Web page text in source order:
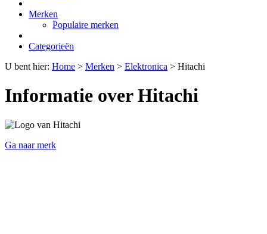
Merken
Populaire merken
Categorieën
U bent hier: Home > Merken > Elektronica > Hitachi
Informatie over Hitachi
Ga naar merk